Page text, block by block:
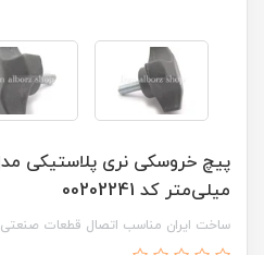
میلی‌متر کد 00202241
ساخت ایران مناسب اتصال قطعات صنعتی